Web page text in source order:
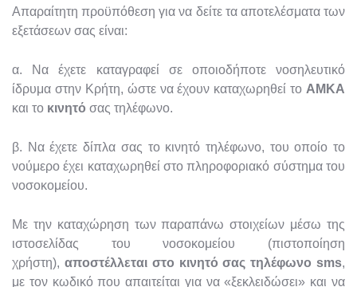
Απαραίτητη προϋπόθεση για να δείτε τα αποτελέσματα των
εξετάσεων σας είναι:
α. Να έχετε καταγραφεί σε οποιοδήποτε νοσηλευτικό
ίδρυμα στην Κρήτη, ώστε να έχουν καταχωρηθεί το ΑΜΚΑ
και το κινητό σας τηλέφωνο.
β. Να έχετε δίπλα σας το κινητό τηλέφωνο, του οποίο το
νούμερο έχει καταχωρηθεί στο πληροφοριακό σύστημα του
νοσοκομείου.
Με την καταχώρηση των παραπάνω στοιχείων μέσω της
ιστοσελίδας του νοσοκομείου (πιστοποίηση
χρήστη), αποστέλλεται στο κινητό σας τηλέφωνο sms,
με τον κωδικό που απαιτείται για να «ξεκλειδώσει» και να